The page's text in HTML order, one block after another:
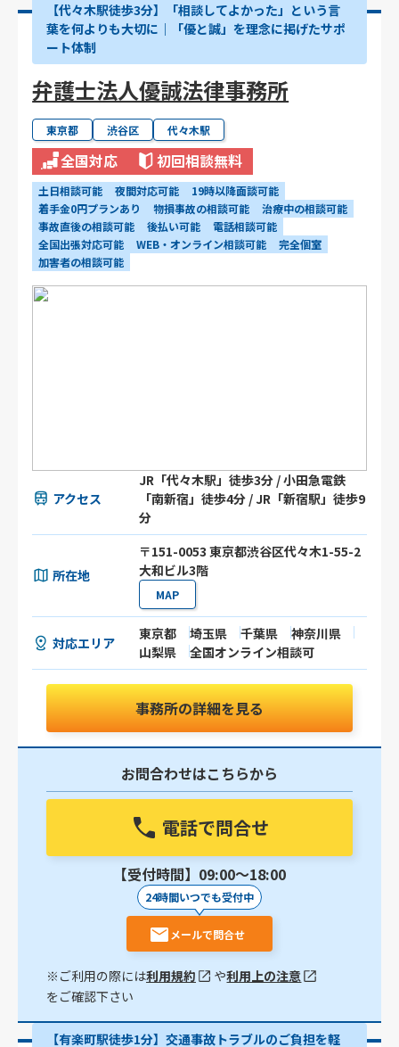
【代々木駅徒歩3分】「相談してよかった」という言
葉を何よりも大切に｜「優と誠」を理念に掲げたサポ
ート体制
弁護士法人優誠法律事務所
東京都 渋谷区 代々木駅
全国対応 初回相談無料
土日相談可能 夜間対応可能
19時以降面談可能
着手金0円プランあり
物損事故の相談可能
治療中の相談可能
事故直後の相談可能
後払い可能
電話相談可能
全国出張対応可能
WEB・オンライン相談可能
完全個室
加害者の相談可能
アクセス
JR「代々木駅」徒歩3分 / 小田急電鉄
「南新宿」徒歩4分 / JR「新宿駅」徒歩9
分
所在地
〒151-0053 東京都渋谷区代々木1-55-2
大和ビル3階
MAP
対応エリア
東京都 埼玉県 千葉県
神奈川県
山梨県
全国オンライン相談可
事務所の詳細を見る
お問合わせはこちらから
電話で問合せ
【受付時間】09:00〜18:00
24時間いつでも受付中
メールで問合せ
※ご利用の際には利用規約 や利用上の注意
をご確認下さい
【有楽町駅徒歩1分】交通事故トラブルのご負担を軽